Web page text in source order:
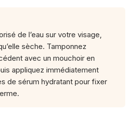
de l’eau sur votre visage,
sèche. Tamponnez
avec un mouchoir en
appliquez immédiatement
de sérum hydratant pour fixer